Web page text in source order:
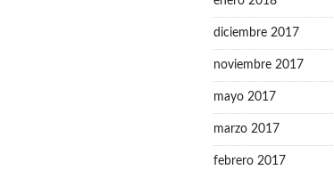
diciembre 2017
noviembre 2017
mayo 2017
marzo 2017
febrero 2017